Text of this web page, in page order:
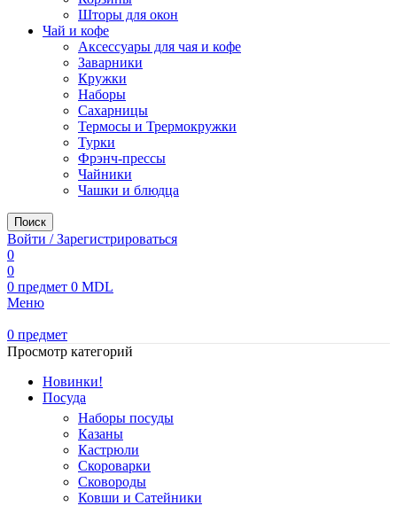
Шторы для окон
Чай и кофе
Аксессуары для чая и кофе
Заварники
Кружки
Наборы
Сахарницы
Термосы и Трермокружки
Турки
Фрэнч-прессы
Чайники
Чашки и блюдца
Поиск
Войти / Зарегистрироваться
0
0
0 предмет 0 MDL
Меню
0 предмет
Просмотр категорий
Новинки!
Посуда
Наборы посуды
Казаны
Кастрюли
Скороварки
Сковороды
Ковши и Сатейники